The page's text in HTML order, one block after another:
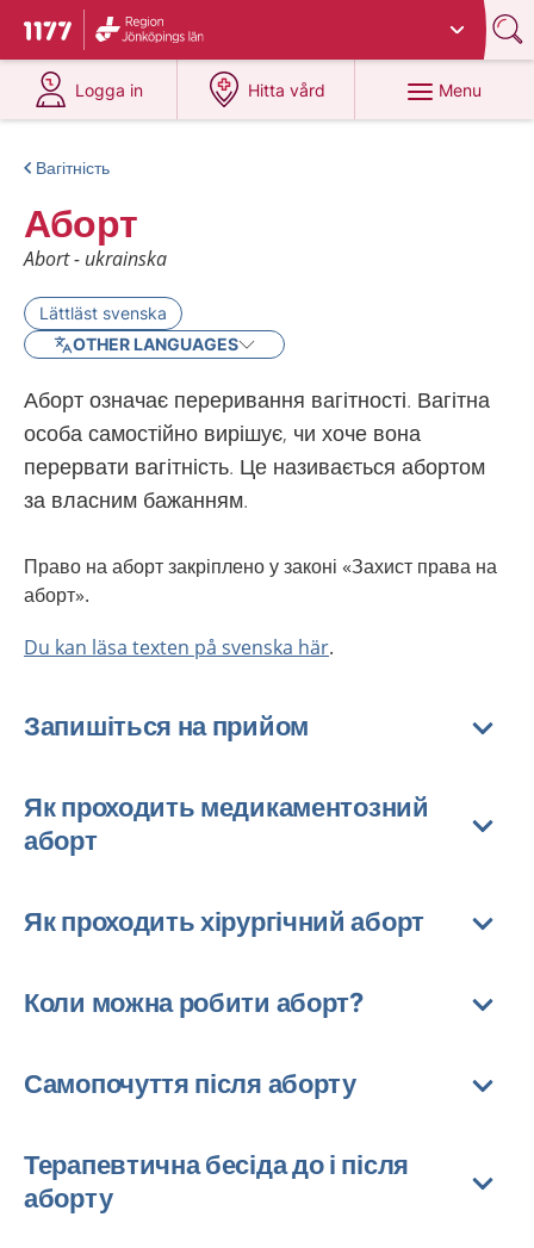
To start page for 1177
Du har valt region
Logga in
at 1177.se
Hitta vård
at 1177.se
Menu
Вагітність
Аборт
Abort - ukrainska
Lättläst svenska
OTHER LANGUAGES
Аборт означає переривання вагітності. Вагітна
особа самостійно вирішує, чи хоче вона
перервати вагітність. Це називається абортом
за власним бажанням.
Право на аборт закріплено у законі «Захист права на
аборт».
Du kan läsa texten på svenska här.
Запишіться на прийом
Як проходить медикаментозний
аборт
Як проходить хірургічний аборт
Коли можна робити аборт?
Самопочуття після аборту
Терапевтична бесіда до і після
аборту